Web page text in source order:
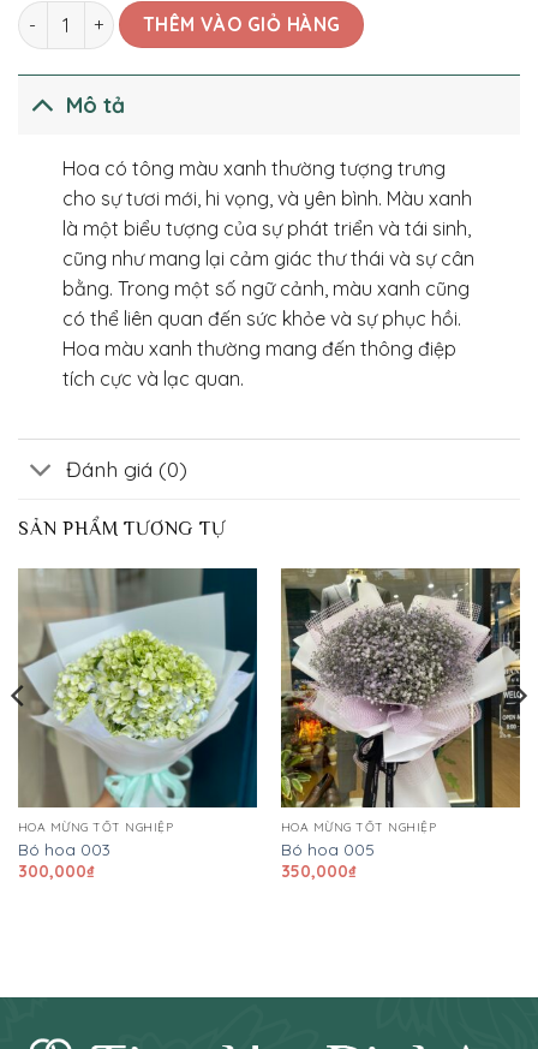
Bó hoa 029 số lượngTHÊM VÀO GIỎ HÀNG
Mô tả
Hoa có tông màu xanh thường tượng trưng
cho sự tươi mới, hi vọng, và yên bình. Màu xanh
là một biểu tượng của sự phát triển và tái sinh,
cũng như mang lại cảm giác thư thái và sự cân
bằng. Trong một số ngữ cảnh, màu xanh cũng
có thể liên quan đến sức khỏe và sự phục hồi.
Hoa màu xanh thường mang đến thông điệp
tích cực và lạc quan.
Đánh giá (0)
SẢN PHẨM TƯƠNG TỰ
HOA MỪNG TỐT NGHIỆP
Bó hoa 003
300,000₫
HOA MỪNG TỐT NGHIỆP
Bó hoa 005
350,000₫